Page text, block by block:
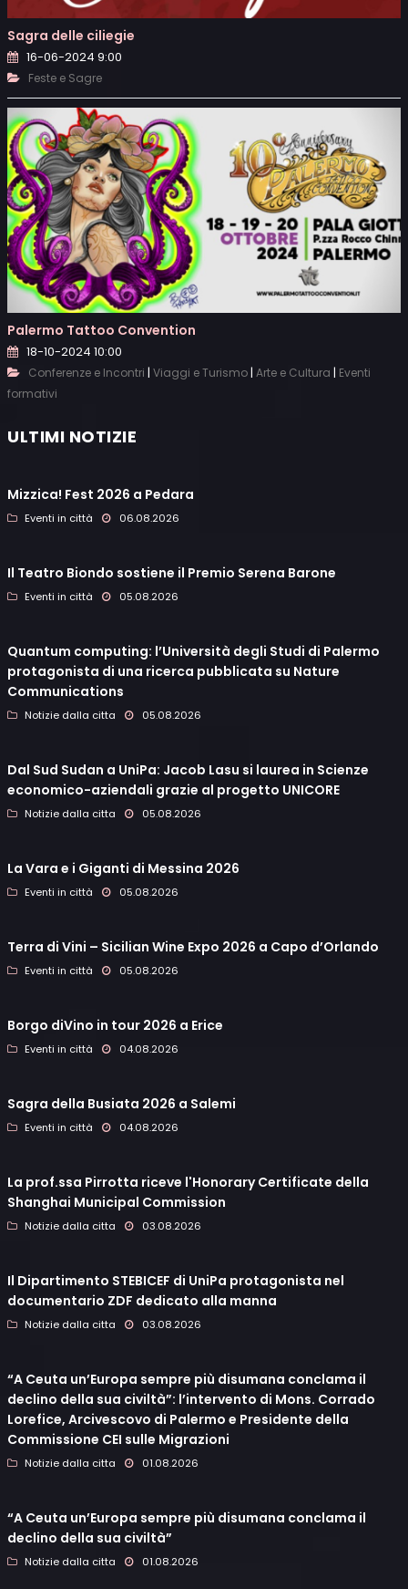
Sagra delle ciliegie
16-06-2024 9:00
Feste e Sagre
Palermo Tattoo Convention
18-10-2024 10:00
Conferenze e Incontri | Viaggi e Turismo | Arte e Cultura | Eventi
formativi
ULTIMI NOTIZIE
Mizzica! Fest 2026 a Pedara
Eventi in città 06.08.2026
Il Teatro Biondo sostiene il Premio Serena Barone
Eventi in città 05.08.2026
Quantum computing: l’Università degli Studi di Palermo
protagonista di una ricerca pubblicata su Nature
Communications
Notizie dalla citta 05.08.2026
Dal Sud Sudan a UniPa: Jacob Lasu si laurea in Scienze
economico-aziendali grazie al progetto UNICORE
Notizie dalla citta 05.08.2026
La Vara e i Giganti di Messina 2026
Eventi in città 05.08.2026
Terra di Vini – Sicilian Wine Expo 2026 a Capo d’Orlando
Eventi in città 05.08.2026
Borgo diVino in tour 2026 a Erice
Eventi in città 04.08.2026
Sagra della Busiata 2026 a Salemi
Eventi in città 04.08.2026
La prof.ssa Pirrotta riceve l'Honorary Certificate della
Shanghai Municipal Commission
Notizie dalla citta 03.08.2026
Il Dipartimento STEBICEF di UniPa protagonista nel
documentario ZDF dedicato alla manna
Notizie dalla citta 03.08.2026
“A Ceuta un’Europa sempre più disumana conclama il
declino della sua civiltà”: l’intervento di Mons. Corrado
Lorefice, Arcivescovo di Palermo e Presidente della
Commissione CEI sulle Migrazioni
Notizie dalla citta 01.08.2026
“A Ceuta un’Europa sempre più disumana conclama il
declino della sua civiltà”
Notizie dalla citta 01.08.2026